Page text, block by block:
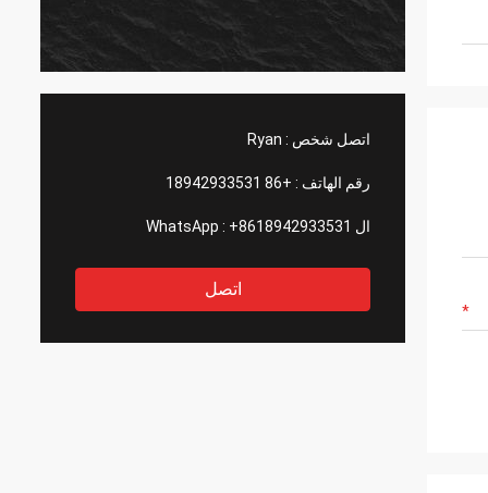
اتصل شخص : Ryan
رقم الهاتف : +86 18942933531
ال WhatsApp : +8618942933531
اتصل